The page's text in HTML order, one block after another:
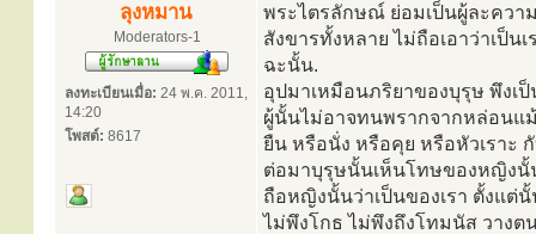
ลุงหมาน
Moderators-1
ลงทะเบียนเมื่อ: 24 พ.ค. 2011,
14:20
โพสต์: 8617
พระไตรลักษณ์ ย่อมเป็นผู้ละควา
สังขารทั้งหลาย ไม่ถือเอาว่าเป็น
ฉะนั้น.
อุปมาเหมือนภริยาของบุรุษ พึงเ
ผู้นั้นไม่อาจทนพรากจากหล่อนแ
ยืน หรือนั่ง หรือคุย หรือหัวเราะ
ต่อมาบุรุษนั้นเห็นโทษของหญิงนั้
ถือหญิงนั้นว่าเป็นของเรา ตั้งแต่
ไม่พึงโกธ ไม่พึงถึงโทมนัส วางต